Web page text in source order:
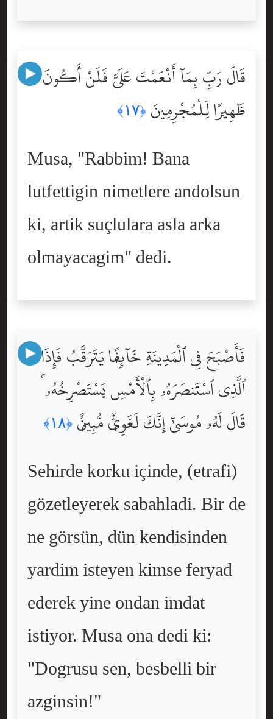
قَالَ رَبِّ بِمَآ أَنْعَمْتَ عَلَىَّ فَلَنْ أَكُونَ
ظَهِيرًۭا لِّلْمُجْرِمِينَ ﴿١٧﴾
Musa, "Rabbim! Bana
lutfettigin nimetlere andolsun
ki, artik suçlulara asla arka
olmayacagim" dedi.
فَأَصْبَحَ فِى ٱلْمَدِينَةِ خَآئِفًۭا يَتَرَقَّبُ فَإِذَا
ٱلَّذِى ٱسْتَنصَرَهُۥ بِٱلْأَمْسِ يَسْتَصْرِخُهُۥ ۚ
قَالَ لَهُۥ مُوسَىٰٓ إِنَّكَ لَغَوِىٌّۭ مُّبِينٌۭ ﴿١٨﴾
Sehirde korku içinde, (etrafi)
gözetleyerek sabahladi. Bir de
ne görsün, dün kendisinden
yardim isteyen kimse feryad
ederek yine ondan imdat
istiyor. Musa ona dedi ki:
"Dogrusu sen, besbelli bir
azginsin!"